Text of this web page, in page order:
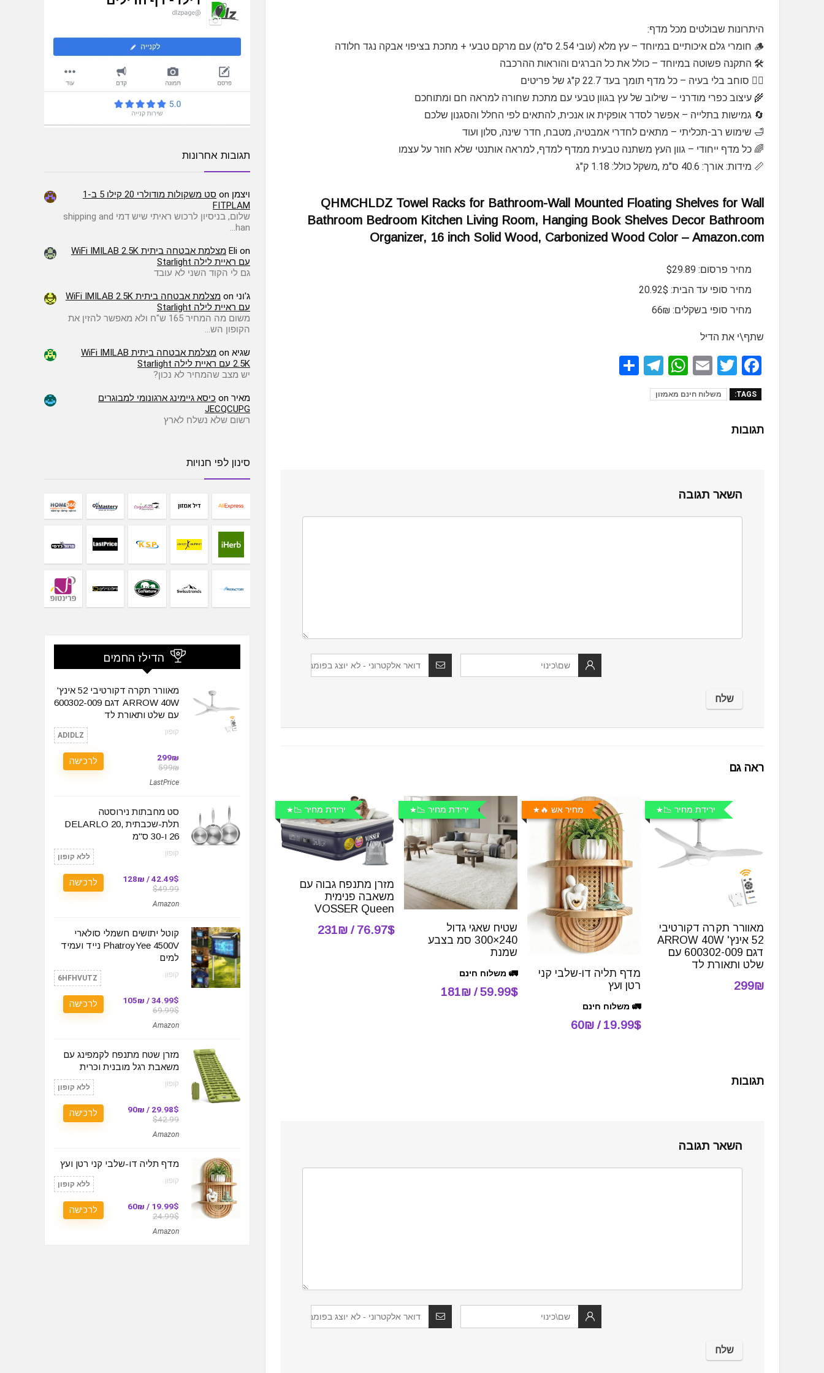
היתרונות שבולטים מכל מדף:
🪵 חומרי גלם איכותיים במיוחד – עץ מלא (עובי 2.54 ס"מ) עם מרקם טבעי + מתכת בציפוי אבקה נגד חלודה
🛠️ התקנה פשוטה במיוחד – כולל את כל הברגים והוראות ההרכבה
🏋️‍♂️ סוחב בלי בעיה – כל מדף תומך בעד 22.7 ק"ג של פריטים
🌾 עיצוב כפרי מודרני – שילוב של עץ בגוון טבעי עם מתכת שחורה למראה חם ומתוחכם
🔄 גמישות בתלייה – אפשר לסדר אופקית או אנכית, להתאים לפי החלל והסגנון שלכם
🛁 שימוש רב-תכליתי – מתאים לחדרי אמבטיה, מטבח, חדר שינה, סלון ועוד
🌈 כל מדף ייחודי – גוון העץ משתנה טבעית ממדף למדף, למראה אותנטי שלא חוזר על עצמו
📏 מידות: אורך: 40.6 ס"מ ,משקל כולל: 1.18 ק"ג
QHMCHLDZ Towel Racks for Bathroom-Wall Mounted Floating Shelves for Wall
Bathroom Bedroom Kitchen Living Room, Hanging Book Shelves Decor Bathroom
Organizer, 16 inch Solid Wood, Carbonized Wood Color – Amazon.com
מחיר פרסום: $29.89
מחיר סופי עד הבית: 20.92$
מחיר סופי בשקלים: 66₪
שתף\י את הדיל
F
a
ce
b
T
wi
tt
E
m
ail
W
h
at
T
TAGS: משלוח חינם מאמזון
תגובות
השאר תגובה
ראה גם
ירידת מחיר 📉
מאוורר תקרה דקורטיבי
52 אינץ' ARROW 40W
דגם 600302-009 עם
שלט ותאורת לד
299₪
מחיר אש 🔥
מדף תליה דו-שלבי קני
רטן ועץ
🚛 משלוח חינם
19.99$ / 60₪
ירידת מחיר 📉
שטיח שאגי גדול
240×300 סמ בצבע
שמנת
🚛 משלוח חינם
59.99$ / 181₪
ירידת מחיר 📉
מזרן מתנפח גבוה עם
משאבה פנימית
VOSSER Queen
76.97$ / 231₪
תגובות
השאר תגובה
תגובות אחרונות
ויצמן on
סט משקולות מודולרי 20 קילו 5 ב-1
FITPLAM
שלום, בניסיון לרכוש ראיתי שיש דמי shipping and
han…
Eli on
מצלמת אבטחה ביתית WiFi IMILAB 2.5K
עם ראיית לילה Starlight
גם לי הקוד השני לא עובד
ג'וני on
מצלמת אבטחה ביתית WiFi IMILAB 2.5K
עם ראיית לילה Starlight
משום מה המחיר 165 ש"ח ולא מאפשר להזין את
הקופון הש…
שגיא on
מצלמת אבטחה ביתית WiFi IMILAB
2.5K עם ראיית לילה Starlight
יש מצב שהמחיר לא נכון?
מאיר on כיסא גיימינג ארגונומי למבוגרים
JECQCUPG
רשום שלא נשלח לארץ
סינון לפי חנויות
הדילז החמים
מאוורר תקרה דקורטיבי 52 אינץ'
ARROW 40W דגם 600302-009
עם שלט ותאורת לד
קופון: ADIDLZ
299₪
599₪
LastPrice
לרכישה
סט מחבתות נירוסטה
תלת-שכבתית DELARLO 20,
26 ו-30 ס"מ
קופון: ללא קופון
42.49$ / 128₪
$49.99
Amazon
לרכישה
קוטל יתושים חשמלי סולארי
PhatroyYee 4500V נייד ועמיד
למים
קופון: 6HFHVUTZ
34.99$ / 105₪
69.99$
Amazon
לרכישה
מזרן שטח מתנפח לקמפינג עם
משאבת רגל מובנית וכרית
קופון: ללא קופון
29.98$ / 90₪
$42.99
Amazon
לרכישה
מדף תליה דו-שלבי קני רטן ועץ
קופון: ללא קופון
19.99$ / 60₪
24.99$
Amazon
לרכישה